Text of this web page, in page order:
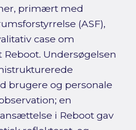
primært med
(ASF),
case om
Undersøgelsen
brugere og personale
en
i Reboot gav